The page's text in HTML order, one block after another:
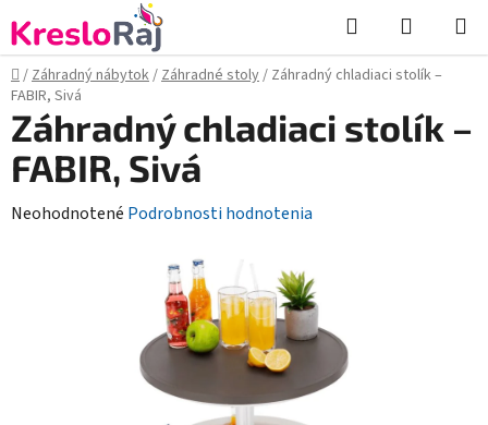
na
obsah
Hľadať
KOŠÍK
Domov
/Záhradný nábytok/Záhradné stoly/ Záhradný chladiaci stolík –
FABIR, Sivá
Záhradný chladiaci stolík –
FABIR, Sivá
Priemerné
Neohodnotené Podrobnosti hodnotenia